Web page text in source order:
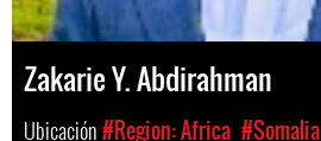
Zakarie Y. Abdirahman
Ubicación#Region: Africa #Somalia